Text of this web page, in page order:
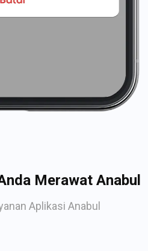
Merawat Anabul
Aplikasi Anabul